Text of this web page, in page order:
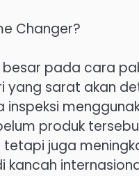
Changer?
pada cara
yang sarat akan
produk
juga
kancah